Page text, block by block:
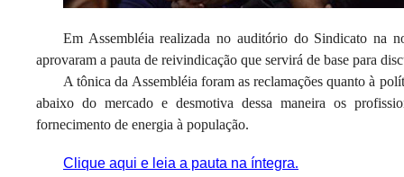
Em Assembléia realizada no auditório do Sindicato na
aprovaram a pauta de reivindicação que servirá de base para
A tônica da Assembléia foram as reclamações quanto à
abaixo do mercado e desmotiva dessa maneira os
fornecimento de energia à população.
Clique aqui e leia a pauta na íntegra.